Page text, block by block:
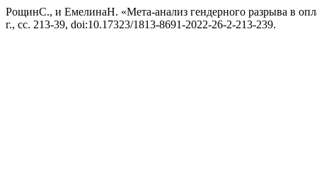
РощинС., и ЕмелинаН. «Мета-анализ гендерного разрыва в
г., сс. 213-39, doi:10.17323/1813-8691-2022-26-2-213-239.